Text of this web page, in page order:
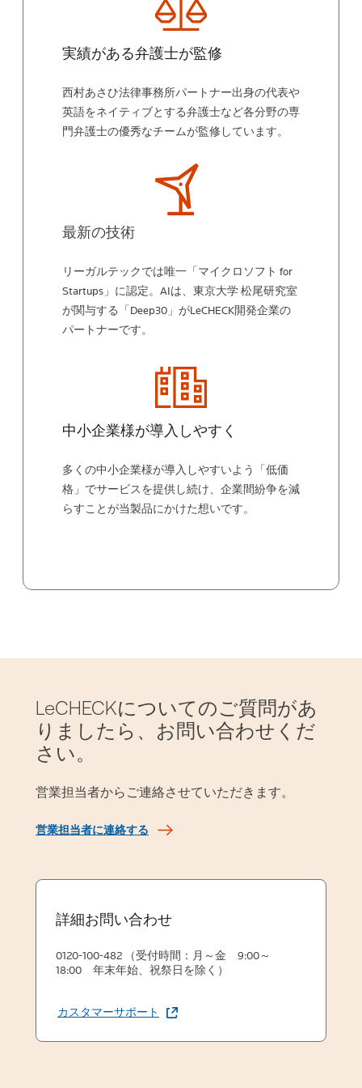
実績がある弁護士が監修
西村あさひ法律事務所パートナー出身の代表や
英語をネイティブとする弁護士など各分野の専
門弁護士の優秀なチームが監修しています。
最新の技術
リーガルテックでは唯一「マイクロソフト for
Startups」に認定。AIは、東京大学 松尾研究室
が関与する「Deep30」がLeCHECK開発企業の
パートナーです。
中小企業様が導入しやすく
多くの中小企業様が導入しやすいよう「低価
格」でサービスを提供し続け、企業間紛争を減
らすことが当製品にかけた想いです。
LeCHECKについてのご質問があ
りましたら、お問い合わせくだ
さい。
営業担当者からご連絡させていただきます。
営業担当者に連絡する
詳細お問い合わせ
0120-100-482 （受付時間：月～金 9:00～
18:00 年末年始、祝祭日を除く）
カスタマーサポート